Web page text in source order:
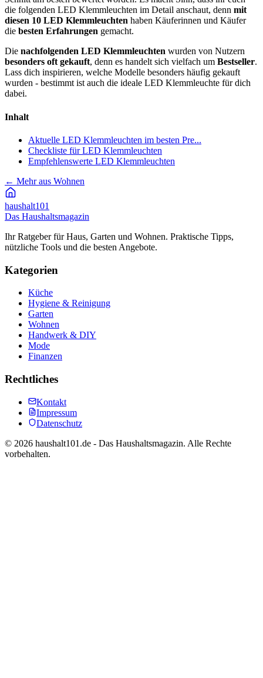
die folgenden LED Klemmleuchten im Detail anschaut, denn mit
diesen 10 LED Klemmleuchten haben Käuferinnen und Käufer
die besten Erfahrungen gemacht.
Die nachfolgenden LED Klemmleuchten wurden von Nutzern
besonders oft gekauft, denn es handelt sich vielfach um Bestseller.
Lass dich inspirieren, welche Modelle besonders häufig gekauft
wurden - bestimmt ist auch die ideale LED Klemmleuchte für dich
dabei.
Inhalt
Aktuelle LED Klemmleuchten im besten Pre...
Checkliste für LED Klemmleuchten
Empfehlenswerte LED Klemmleuchten
← Mehr aus Wohnen
haushalt101
Das Haushaltsmagazin
Ihr Ratgeber für Haus, Garten und Wohnen. Praktische Tipps,
nützliche Tools und die besten Angebote.
Kategorien
Küche
Hygiene & Reinigung
Garten
Wohnen
Handwerk & DIY
Mode
Finanzen
Rechtliches
Kontakt
Impressum
Datenschutz
© 2026 haushalt101.de - Das Haushaltsmagazin. Alle Rechte
vorbehalten.